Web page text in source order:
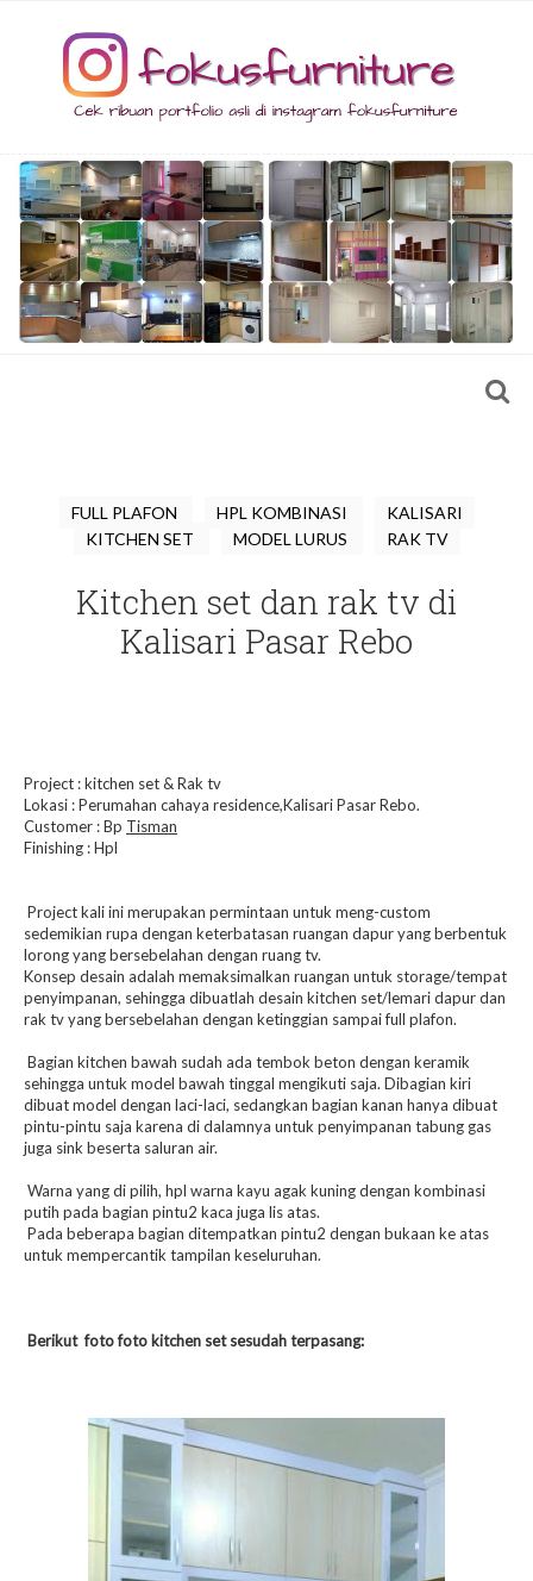
FULL PLAFON HPL KOMBINASI
KALISARI
KITCHEN SET
MODEL LURUS RAK TV
Kitchen set dan rak tv di
Kalisari Pasar Rebo
Project : kitchen set & Rak tv
Lokasi : Perumahan cahaya residence,Kalisari Pasar Rebo.
Customer : Bp Tisman
Finishing : Hpl
Project kali ini merupakan permintaan untuk meng-custom
sedemikian rupa dengan keterbatasan ruangan dapur yang berbentuk
lorong yang bersebelahan dengan ruang tv.
Konsep desain adalah memaksimalkan ruangan untuk storage/tempat
penyimpanan, sehingga dibuatlah desain kitchen set/lemari dapur dan
rak tv yang bersebelahan dengan ketinggian sampai full plafon.
Bagian kitchen bawah sudah ada tembok beton dengan keramik
sehingga untuk model bawah tinggal mengikuti saja. Dibagian kiri
dibuat model dengan laci-laci, sedangkan bagian kanan hanya dibuat
pintu-pintu saja karena di dalamnya untuk penyimpanan tabung gas
juga sink beserta saluran air.
Warna yang di pilih, hpl warna kayu agak kuning dengan kombinasi
putih pada bagian pintu2 kaca juga lis atas.
Pada beberapa bagian ditempatkan pintu2 dengan bukaan ke atas
untuk mempercantik tampilan keseluruhan.
Berikut foto foto kitchen set sesudah terpasang: